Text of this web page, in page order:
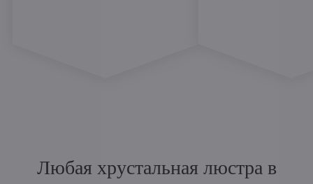
Любая хрустальная люстра в